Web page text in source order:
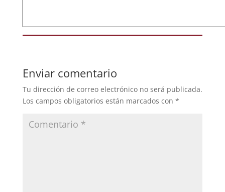
Enviar comentario
Tu dirección de correo electrónico no será publicada.
Los campos obligatorios están marcados con *